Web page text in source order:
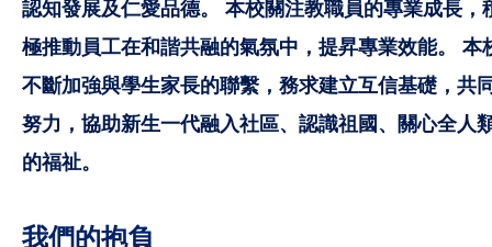
認知發展及仁愛品德。 本校關注教職員的專業成長，
極推動員工在和諧共融的氣氛中，提昇專業效能。 本
不斷加強與學生家長的聯繫，務求建立互信基礎，共
努力，協助新生一代融入社區、認識祖國、關心全人
的福祉。
我們的抱負